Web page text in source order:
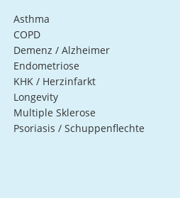
Asthma
COPD
Demenz / Alzheimer
Endometriose
KHK / Herzinfarkt
Longevity
Multiple Sklerose
Psoriasis / Schuppenflechte